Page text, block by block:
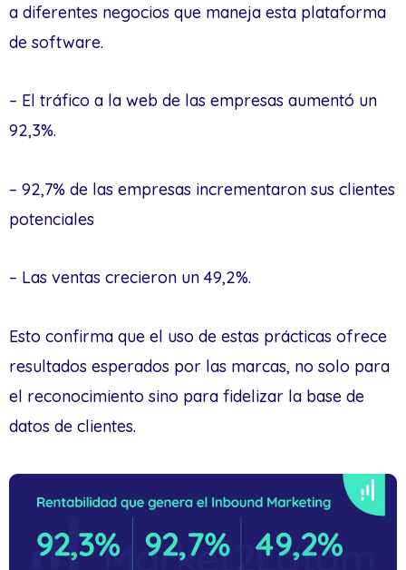
a diferentes negocios que maneja esta plataforma
de software.
– El tráfico a la web de las empresas aumentó un
92,3%.
– 92,7% de las empresas incrementaron sus clientes
potenciales
– Las ventas crecieron un 49,2%.
Esto confirma que el uso de estas prácticas ofrece
resultados esperados por las marcas, no solo para
el reconocimiento sino para fidelizar la base de
datos de clientes.